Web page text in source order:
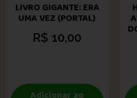
LIVRO GIGANTE: ERA
UMA VEZ (PORTAL)
R$ 10,00